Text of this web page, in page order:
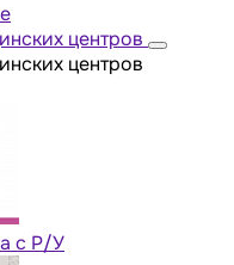
центров
центров
с Р/У